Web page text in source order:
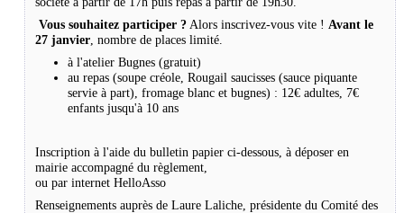
Vous souhaitez participer ? Alors inscrivez-vous vite ! Avant le
27 janvier, nombre de places limité.
à l'atelier Bugnes (gratuit)
au repas (soupe créole, Rougail saucisses (sauce piquante
servie à part), fromage blanc et bugnes) : 12€ adultes, 7€
enfants jusqu'à 10 ans
Inscription à l'aide du bulletin papier ci-dessous, à déposer en
mairie accompagné du règlement,
ou par internet HelloAsso
Renseignements auprès de Laure Laliche, présidente du Comité des